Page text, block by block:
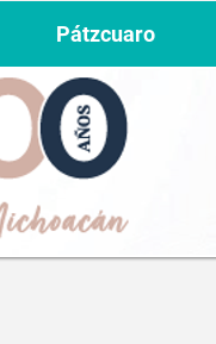
Pátzcuaro